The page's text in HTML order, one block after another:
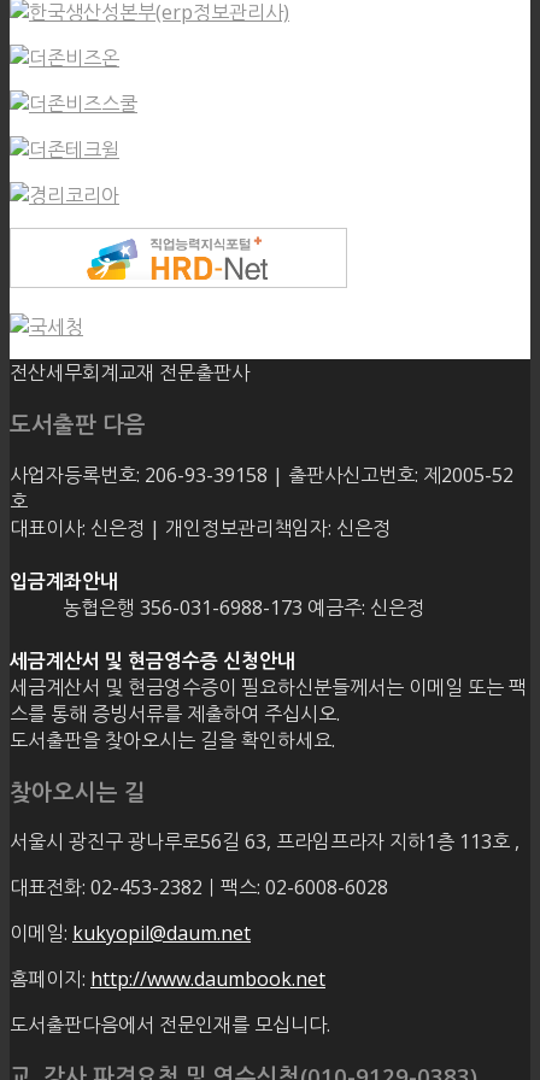
전산세무회계교재 전문출판사
도서출판 다음
사업자등록번호: 206-93-39158 | 출판사신고번호: 제2005-52
호
대표이사: 신은정 | 개인정보관리책임자: 신은정
입금계좌안내
농협은행 356-031-6988-173 예금주: 신은정
세금계산서 및 현금영수증 신청안내
세금계산서 및 현금영수증이 필요하신분들께서는 이메일 또는 팩
스를 통해 증빙서류를 제출하여 주십시오.
도서출판을 찾아오시는 길을 확인하세요.
찾아오시는 길
서울시 광진구 광나루로56길 63, 프라임프라자 지하1층 113호 ,
대표전화: 02-453-2382ㅣ팩스: 02-6008-6028
이메일: kukyopil@daum.net
홈페이지: http://www.daumbook.net
도서출판다음에서 전문인재를 모십니다.